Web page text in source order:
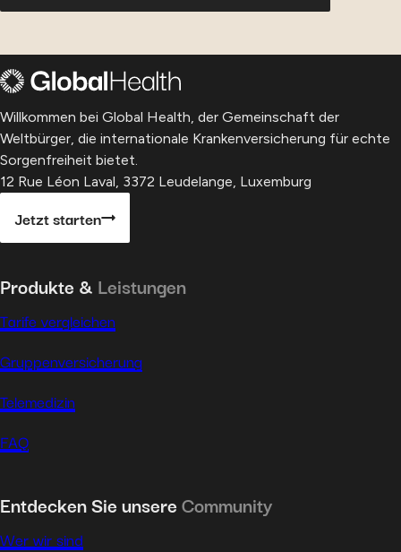
Willkommen bei Global Health, der Gemeinschaft der
Weltbürger, die internationale Krankenversicherung für echte
Sorgenfreiheit bietet.
12 Rue Léon Laval, 3372 Leudelange, Luxemburg
Jetzt starten
Produkte & Leistungen
Tarife vergleichen
Gruppenversicherung
Telemedizin
FAQ
Entdecken Sie unsereCommunity
Wer wir sind